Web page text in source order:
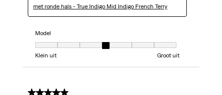
met ronde hals - True Indigo Mid Indigo French Terry
Model
Klein uit
Groot uit
5 van 5 sterren.